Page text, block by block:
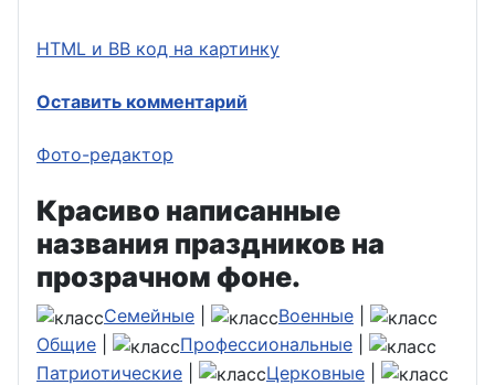
HTML и BB код на картинку
Оставить комментарий
Фото-редактор
Красиво написанные
названия праздников на
прозрачном фоне.
Семейные Военные
Общие
Профессиональные
Патриотические
Церковные